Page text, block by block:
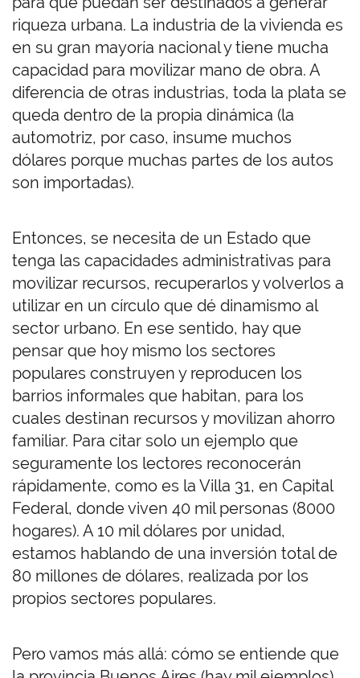
riqueza urbana. La industria de la vivienda es
en su gran mayoría nacional y tiene mucha
capacidad para movilizar mano de obra. A
diferencia de otras industrias, toda la plata se
queda dentro de la propia dinámica (la
automotriz, por caso, insume muchos
dólares porque muchas partes de los autos
son importadas).
Entonces, se necesita de un Estado que
tenga las capacidades administrativas para
movilizar recursos, recuperarlos y volverlos a
utilizar en un círculo que dé dinamismo al
sector urbano. En ese sentido, hay que
pensar que hoy mismo los sectores
populares construyen y reproducen los
barrios informales que habitan, para los
cuales destinan recursos y movilizan ahorro
familiar. Para citar solo un ejemplo que
seguramente los lectores reconocerán
rápidamente, como es la Villa 31, en Capital
Federal, donde viven 40 mil personas (8000
hogares). A 10 mil dólares por unidad,
estamos hablando de una inversión total de
80 millones de dólares, realizada por los
propios sectores populares.
Pero vamos más allá: cómo se entiende que